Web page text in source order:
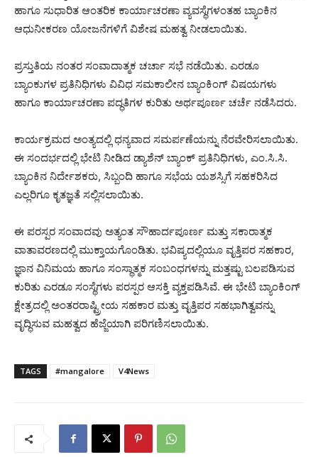
ಹಾಗೂ ಸುಧಾರಿತ ಆಂತರಿಕ ಕಾರ್ಯಾಚರಣಾ ವ್ಯವಸ್ಥೆಗಳಂತಹ ಬ್ಯಾಂಕಿನ
ಆಧುನೀಕರಣ ಯೋಜನೆಗಳಿಗೆ ವಿಶೇಷ ಮಹತ್ವ ನೀಡಲಾಯಿತು.
ಪ್ರಸ್ತುತಿಯ ನಂತರ ಸಂವಾದಾತ್ಮಕ ಚರ್ಚಾ ಸಭೆ ನಡೆಯಿತು. ಎರಡೂ
ಬ್ಯಾಂಕುಗಳ ಪ್ರತಿನಿಧಿಗಳು ವಿವಿಧ ಸಮಕಾಲೀನ ಬ್ಯಾಂಕಿಂಗ್ ವಿಷಯಗಳು
ಹಾಗೂ ಕಾರ್ಯಾಚರಣಾ ಪದ್ಧತಿಗಳ ಕುರಿತು ಅರ್ಥಪೂರ್ಣ ಚರ್ಚೆ ನಡೆಸಿದರು.
ಕಾರ್ಯಕ್ರಮದ ಅಂತ್ಯದಲ್ಲಿ ಧನ್ಯವಾದ ಸಮರ್ಪಣೆಯನ್ನು ನೆರವೇರಿಸಲಾಯಿತು.
ಈ ಸಂದರ್ಭದಲ್ಲಿ ಭೇಟಿ ನೀಡಿದ ಡ್ಯಾಶೆನ್ ಬ್ಯಾಂಕ್ ಪ್ರತಿನಿಧಿಗಳು, ಎಂ.ಸಿ.ಸಿ.
ಬ್ಯಾಂಕಿನ ನಿರ್ದೇಶಕರು, ಸಿಬ್ಬಂದಿ ಹಾಗೂ ಸಭೆಯ ಯಶಸ್ಸಿಗೆ ಸಹಕರಿಸಿದ
ಎಲ್ಲರಿಗೂ ಕೃತಜ್ಞತೆ ಸಲ್ಲಿಸಲಾಯಿತು.
ಈ ಪರಸ್ಪರ ಸಂವಾದವು ಅತ್ಯಂತ ಸೌಹಾರ್ದಪೂರ್ಣ ಮತ್ತು ಸಕಾರಾತ್ಮಕ
ವಾತಾವರಣದಲ್ಲಿ ಮುಕ್ತಾಯಗೊಂಡಿತು. ಭವಿಷ್ಯದಲ್ಲಿಯೂ ವೃತ್ತಿಪರ ಸಹಕಾರ,
ಜ್ಞಾನ ವಿನಿಮಯ ಹಾಗೂ ಸಂಸ್ಥಾತ್ಮಕ ಸಂಬಂಧಗಳನ್ನು ಮತ್ತಷ್ಟು ಬಲಪಡಿಸುವ
ಕುರಿತು ಎರಡೂ ಸಂಸ್ಥೆಗಳು ಪರಸ್ಪರ ಆಸಕ್ತಿ ವ್ಯಕ್ತಪಡಿಸಿವೆ. ಈ ಭೇಟಿ ಬ್ಯಾಂಕಿಂಗ್
ಕ್ಷೇತ್ರದಲ್ಲಿ ಅಂತರರಾಷ್ಟ್ರೀಯ ಸಹಕಾರ ಮತ್ತು ವೃತ್ತಿಪರ ಸಹಭಾಗಿತ್ವವನ್ನು
ವೃದ್ಧಿಸುವ ಮಹತ್ವದ ಹೆಜ್ಜೆಯಾಗಿ ಪರಿಗಣಿಸಲಾಯಿತು.
TAGS #mangalore V4News